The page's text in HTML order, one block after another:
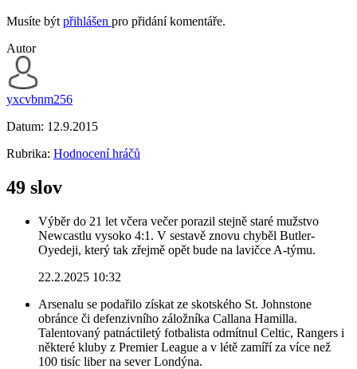
Musíte být přihlášen pro přidání komentáře.
Autor
yxcvbnm256
Datum: 12.9.2015
Rubrika: Hodnocení hráčů
49 slov
Výběr do 21 let včera večer porazil stejně staré mužstvo
Newcastlu vysoko 4:1. V sestavě znovu chyběl Butler-
Oyedeji, který tak zřejmě opět bude na lavičce A-týmu.
22.2.2025 10:32
Arsenalu se podařilo získat ze skotského St. Johnstone
obránce či defenzivního záložníka Callana Hamilla.
Talentovaný patnáctiletý fotbalista odmítnul Celtic, Rangers i
některé kluby z Premier League a v létě zamíří za více než
100 tisíc liber na sever Londýna.